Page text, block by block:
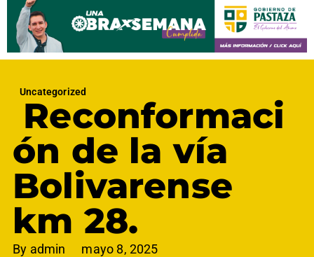
Uncategorized
Reconformaci
ón de la vía
Bolivarense
km 28.
By admin mayo 8, 2025